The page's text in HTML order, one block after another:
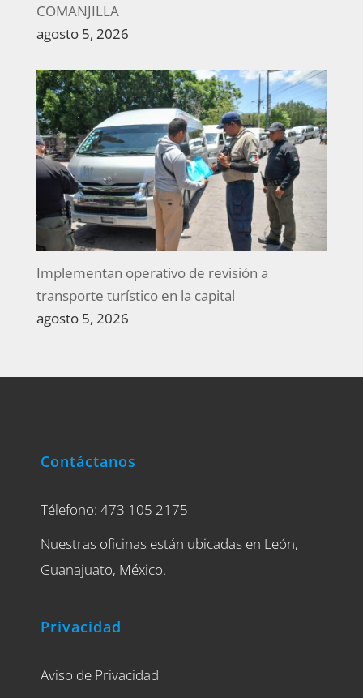
COMANJILLA
agosto 5, 2026
Implementan operativo de revisión a
transporte turístico en la capital
agosto 5, 2026
Contáctanos
Télefono: 473 105 2175
Nuestras oficinas están ubicadas en León,
Guanajuato, México.
Privacidad
Aviso de Privacidad